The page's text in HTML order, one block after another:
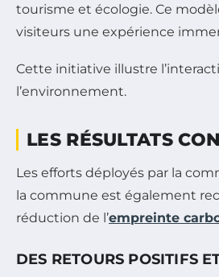
tourisme et écologie. Ce
visiteurs une expérience
Cette initiative illustre
l’environnement.
LES RÉSULTATS
Les efforts déployés par la
la commune est également
réduction de l’empreinte
DES RETOURS POSITIFS